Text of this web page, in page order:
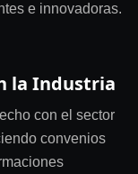
e innovadoras.
la Industria
con el sector
convenios